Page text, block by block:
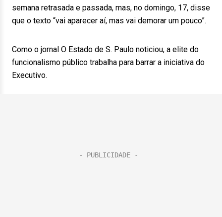
semana retrasada e passada, mas, no domingo, 17, disse
que o texto “vai aparecer aí, mas vai demorar um pouco”.
Como o jornal O Estado de S. Paulo noticiou, a elite do
funcionalismo público trabalha para barrar a iniciativa do
Executivo.